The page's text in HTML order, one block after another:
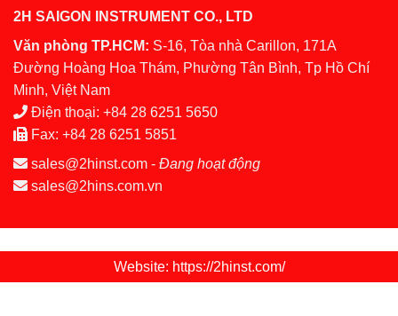
2H SAIGON INSTRUMENT CO., LTD
Văn phòng TP.HCM: S-16, Tòa nhà Carillon, 171A
Đường Hoàng Hoa Thám, Phường Tân Bình, Tp Hồ Chí
Minh, Việt Nam
Điện thoại: +84 28 6251 5650
Fax: +84 28 6251 5851
sales@2hinst.com - Đang hoạt động
sales@2hins.com.vn
Website: https://2hinst.com/